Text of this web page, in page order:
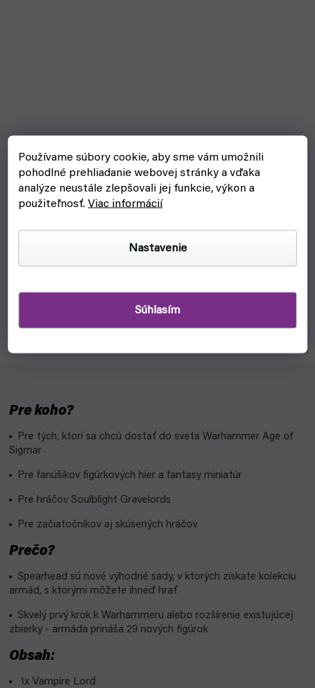
Používame súbory cookie, aby sme vám umožnili
pohodlné prehliadanie webovej stránky a vďaka
analýze neustále zlepšovali jej funkcie, výkon a
použiteľnosť.Viac informácií
Nastavenie
Súhlasím
Warhammer: Age of Sigmar - Deathrattle Skeletons
Nemŕtvi kostlivci do tvojej armády Warhammer Age of Sigmar.
Sú základnou jednotkou tvojej armády. Často ich sila je v
Pre koho?
Pre tých, ktorí sa chcú dostať do sveta Warhammer Age of
Sigmar
Pre fanúšikov figúrkových hier a fantasy miniatúr
Pre hráčov Soulblight Gravelords
Pre začiatočníkov aj skúsených hráčov
Prečo?
Spearhead sú nové výhodné sady, v ktorých získate kolekciu
armád, s ktorými môžete ihneď hrať
Skvelý prvý krok k Warhammeru alebo rozšírenie existujúcej
zbierky - armáda prináša 29 nových figúrok
Obsah:
1x Vampire Lord